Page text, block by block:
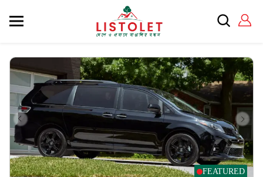
FEATURED